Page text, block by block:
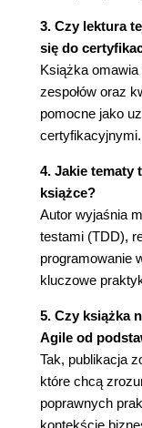
Oddalanie
Ideologia i
Czy
praktyki?
Skupianie
Omawianie
Wpływ
Wpływ
Wpływ
Wnioski 178
Zakończenie
Posłowie 181
3. Czy lektura
się do
Książka
zespołów oraz
pomocne jako
certyfikacyjnymi.
4. Jakie tematy
książce?
Autor wyjaśnia
testami (TDD),
programowanie
kluczowe
5. Czy książka
Agile od
Tak, publikacja
które chcą
poprawnych